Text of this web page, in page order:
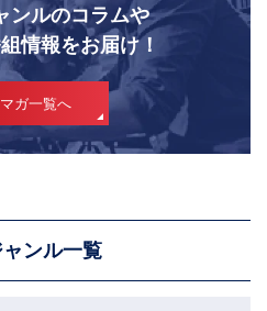
ンルのコラムや
情報をお届け！
ガ一覧へ
ャンル一覧